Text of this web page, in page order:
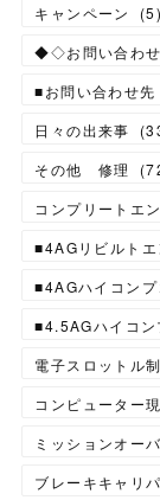
キャンペーン
(5)
◆◇お問い合わ
■お問い合わせ
日々の出来事
(
その他 修理
(
コンプリートエ
■4AGリビルト
■4AGハイコン
■4.5AGハイコ
電子スロットル
コンピューター
ミッションオー
ブレーキキャリ